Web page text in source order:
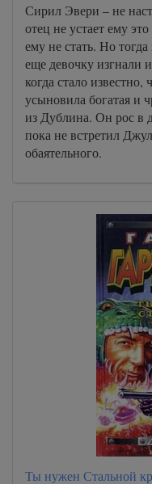
Сирил Эвери – не
отец не устает ему
ему не стать. Но
еще девочку изгнали
когда стало
усыновила богатая и
из Дублина. Он рос в
пока не встретил
обаятельного.
Ты нужен Стальной